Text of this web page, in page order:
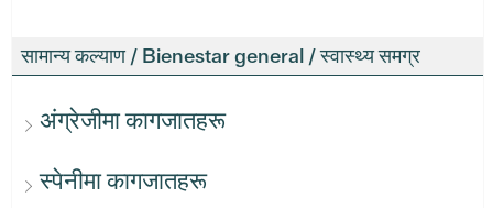
सामान्य कल्याण / Bienestar general / स्वास्थ्य समग्र
अंग्रेजीमा कागजातहरू
स्पेनीमा कागजातहरू